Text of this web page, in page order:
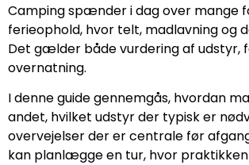
Camping spænder i dag over mange
ferieophold, hvor telt, madlavning og
Det gælder både vurdering af udstyr,
overnatning.
I denne guide gennemgås, hvordan
andet, hvilket udstyr der typisk er
overvejelser der er centrale før
kan planlægge en tur, hvor